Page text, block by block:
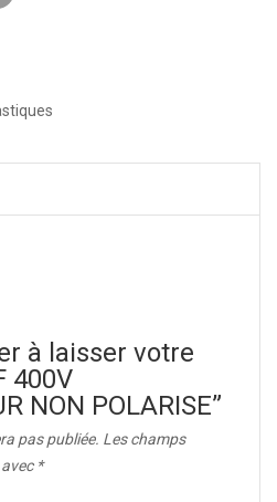
à laisser votre
400V
NON POLARISE”
pas publiée. Les champs
*